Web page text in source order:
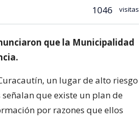
1046 visitas
que la Municipalidad
un lugar de alto riesgo
que existe un plan de
por razones que ellos